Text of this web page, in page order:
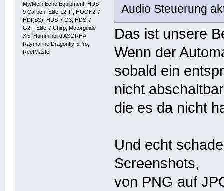
My/Mein Echo Equipment: HDS-
9 Carbon, Elite-12 TI, HOOK2-7
HDI(SS), HDS-7 G3, HDS-7
G2T, Elite-7 Chirp, Motorguide
Xi5, Humminbird ASGRHA,
Raymarine Dragonfly-5Pro,
ReefMaster
Audio Steuerung
Das ist unsere
Wenn der
sobald ein
nicht
die es da nicht
Und echt
Screenshots,
von PNG auf